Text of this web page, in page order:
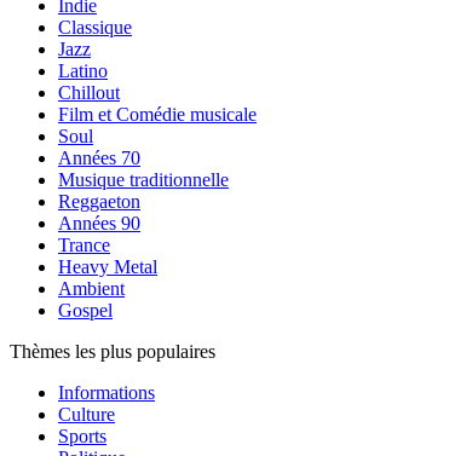
Indie
Classique
Jazz
Latino
Chillout
Film et Comédie musicale
Soul
Années 70
Musique traditionnelle
Reggaeton
Années 90
Trance
Heavy Metal
Ambient
Gospel
Thèmes les plus populaires
Informations
Culture
Sports